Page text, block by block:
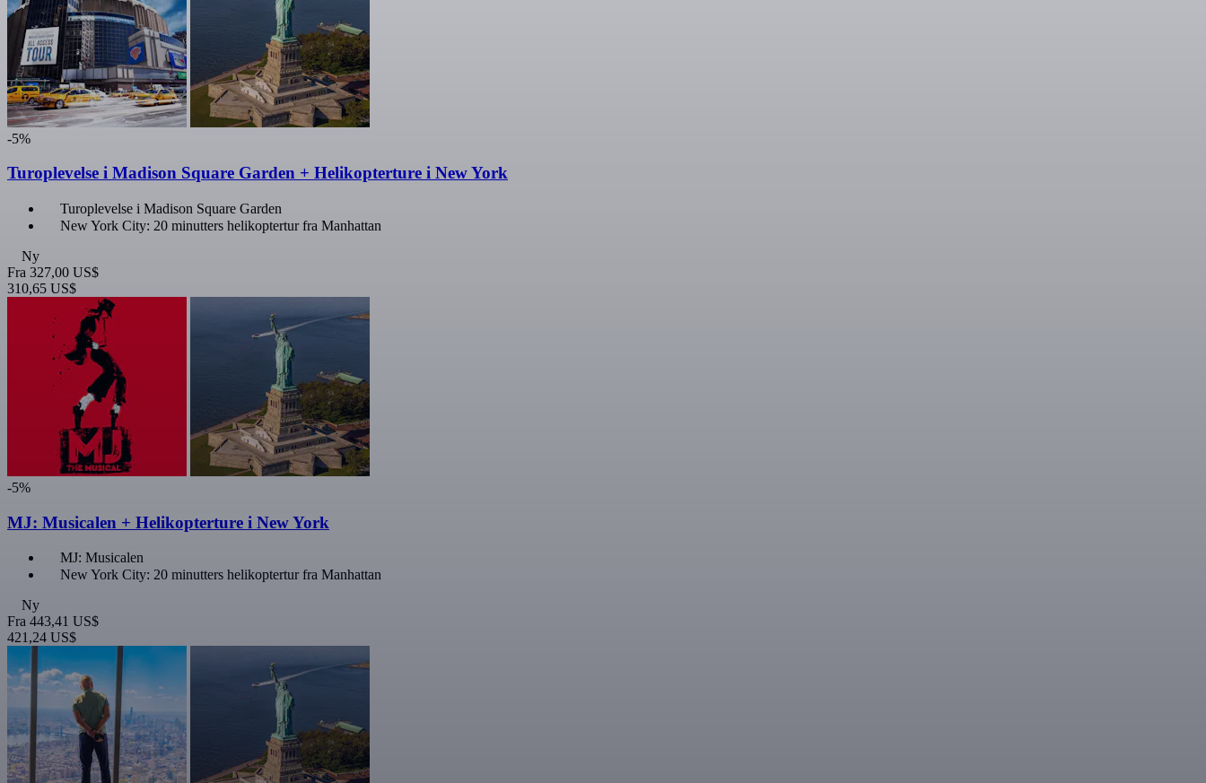
-5%
Turoplevelse i Madison Square Garden + Helikopterture i New York
Turoplevelse i Madison Square Garden
New York City: 20 minutters helikoptertur fra Manhattan
Ny
Fra 327,00 US$
310,65 US$
-5%
MJ: Musicalen + Helikopterture i New York
MJ: Musicalen
New York City: 20 minutters helikoptertur fra Manhattan
Ny
Fra 443,41 US$
421,24 US$